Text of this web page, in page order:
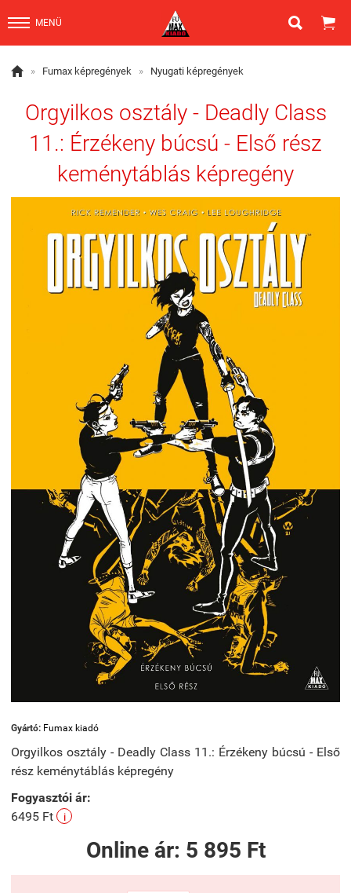
MENÜ  
 » Fumax képregények » Nyugati képregények
Orgyilkos osztály - Deadly Class
11.: Érzékeny búcsú - Első rész
keménytáblás képregény
Gyártó: Fumax kiadó
Orgyilkos osztály - Deadly Class 11.: Érzékeny búcsú - Első
rész keménytáblás képregény
Fogyasztói ár:
6495 Ft
i
Online ár: 5 895 Ft